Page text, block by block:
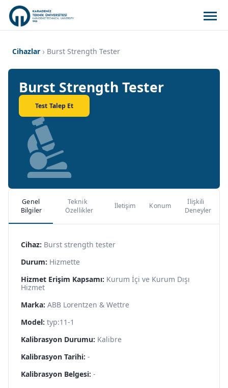
Cihazlar Burst Strength Tester
Burst Strength Tester
Test Talep Et
Genel
Bilgiler
Teknik
Özellikler
İletişim Konum
İlişkili
Deneyler
Cihaz: Burst strength tester
Durum: Hizmette
Hizmet Erişim Kapsamı: Kurum İçi ve Kurum Dışı
Hizmet
Marka: ABB Lorentzen & Wettre
Model: typ:11-1
Kalibrasyon Durumu: Kalibre
Kalibrasyon Tarihi: -
Kalibrasyon Belgesi: -